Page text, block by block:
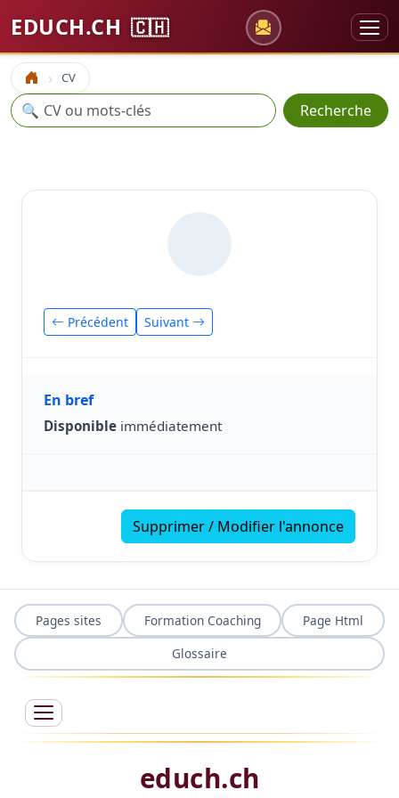
EDUCH.CH 🇨🇭
Accueil CV
Recherche
🔍 Recherche
Précédent Suivant
En bref
Disponible immédiatement
Supprimer / Modifier l'annonce
Pages sites Formation Coaching
Page Html
Glossaire
educh.ch